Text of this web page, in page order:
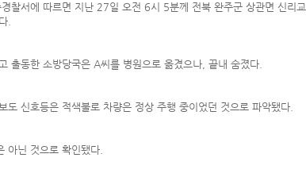
찰서에 따르면 지난 27일 오전 6시 5분께 전북 완주군 상관면 신리
.
출동한 소방당국은 A씨를 병원으로 옮겼으나, 끝내 숨졌다.
도 신호등은 적색불로 차량은 정상 주행 중이었던 것으로 파악됐다.
아닌 것으로 확인됐다.